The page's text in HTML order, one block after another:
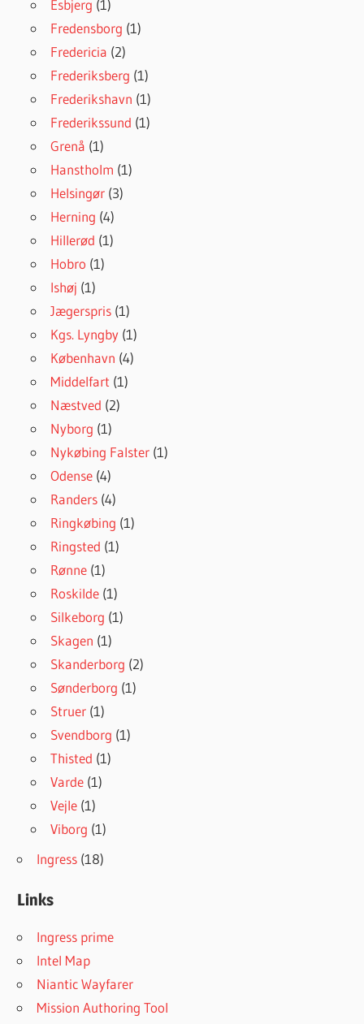
Esbjerg (1)
Fredensborg (1)
Fredericia (2)
Frederiksberg (1)
Frederikshavn (1)
Frederikssund (1)
Grenå (1)
Hanstholm (1)
Helsingør (3)
Herning (4)
Hillerød (1)
Hobro (1)
Ishøj (1)
Jægerspris (1)
Kgs. Lyngby (1)
København (4)
Middelfart (1)
Næstved (2)
Nyborg (1)
Nykøbing Falster (1)
Odense (4)
Randers (4)
Ringkøbing (1)
Ringsted (1)
Rønne (1)
Roskilde (1)
Silkeborg (1)
Skagen (1)
Skanderborg (2)
Sønderborg (1)
Struer (1)
Svendborg (1)
Thisted (1)
Varde (1)
Vejle (1)
Viborg (1)
Ingress (18)
Links
Ingress prime
Intel Map
Niantic Wayfarer
Mission Authoring Tool